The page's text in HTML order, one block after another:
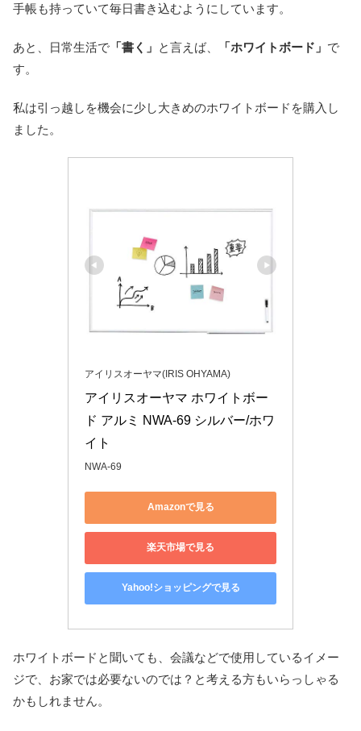
手帳も持っていて毎日書き込むようにしています。
あと、日常生活で 「書く」 と言えば、 「ホワイトボード」 で
す。
私は引っ越しを機会に少し大きめのホワイトボードを購入し
ました。
アイリスオーヤマ(IRIS OHYAMA)
アイリスオーヤマ ホワイトボー
ド アルミ NWA-69 シルバー/ホワ
イト
NWA-69
Amazonで見る
楽天市場で見る
Yahoo!ショッピングで見る
ホワイトボードと聞いても、会議などで使用しているイメー
ジで、お家では必要ないのでは？と考える方もいらっしゃる
かもしれません。